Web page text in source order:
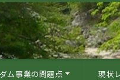
ム事業の問題点 現状